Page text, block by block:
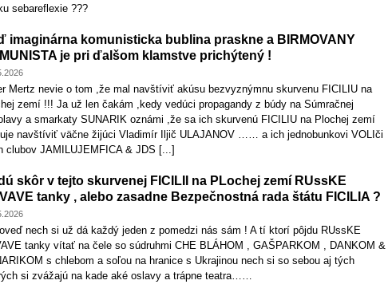
sebareflexie ???
imaginárna komunisticka bublina praskne a BIRMOVANY
je pri ďalšom klamstve prichýtený !
Mertz nevie o tom ,že mal navštíviť akúsu bezvyznýmnu skurvenu FICILIU na
zemí !!! Ja už len čakám ,kedy vedúci propagandy z búdy na Súmračnej
a smarkaty SUNARIK oznámi ,že sa ich skurvenú FICILIU na Plochej zemí
navštíviť väčne žijúci Vladimír Iljič ULAJANOV …… a ich jednobunkovi VOLIči
clubov JAMILUJEMFICA & JDS [...]
skôr v tejto skurvenej FICILII na PLochej zemí RUssKE
tanky , alebo zasadne Bezpečnostná rada štátu FICILIA ?
nech si už dá každý jeden z pomedzi nás sám ! A tí ktorí pôjdu RUssKE
tanky vítať na čele so súdruhmi CHE BLÁHOM , GAŠPARKOM , DANKOM &
s chlebom a soľou na hranice s Ukrajinou nech si so sebou aj tých
si zvážajú na kade aké oslavy a trápne teatra……